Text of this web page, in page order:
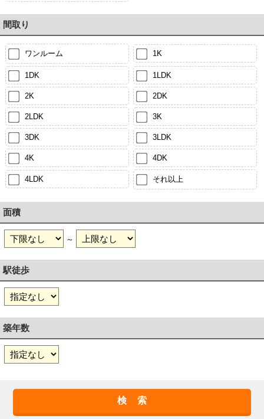
間取り
ワンルーム 1K
1DK 1LDK
2K 2DK
2LDK 3K
3DK 3LDK
4K 4DK
4LDK それ以上
面積
～
駅徒歩
築年数